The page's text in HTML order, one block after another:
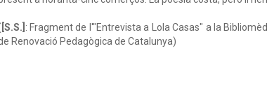
[S.S.] : Fragment de l'"Entrevista a Lola Casas" a la
Renovació Pedagògica de Catalunya)